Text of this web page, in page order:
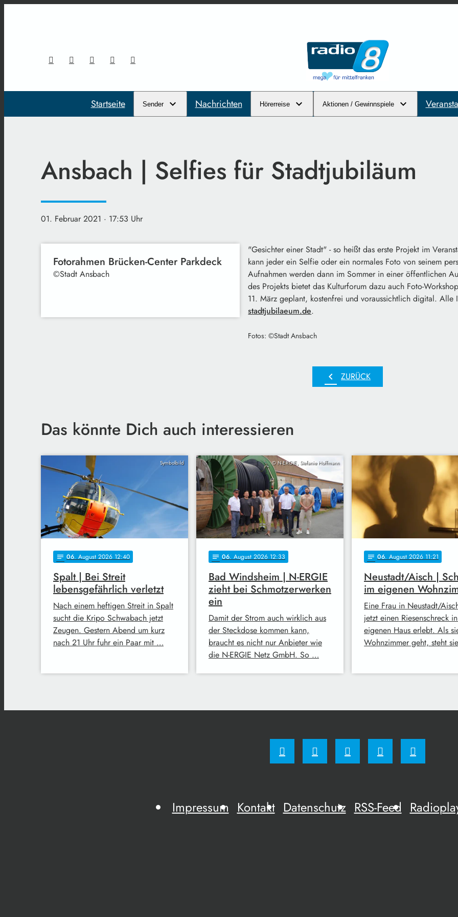
Startseite Sender Nachrichten Hörerreise Aktionen / Gewinnspiele
Ansbach | Selfies für Stadtjubiläum
01. Februar 2021 · 17:53 Uhr
Fotorahmen Brücken-Center Parkdeck
©Stadt Ansbach
"Gesichter einer Stadt" - so heißt das erste Projekt im
kann jeder ein Selfie oder ein normales Foto von seinem
Aufnahmen werden dann im Sommer in einer öffentlichen
des Projekts bietet das Kulturforum dazu auch Foto-
11. März geplant, kostenfrei und voraussichtlich digital. Alle
stadtjubilaeum.de.
Fotos: ©Stadt Ansbach
chevron_left ZURÜCK
Das könnte Dich auch interessieren
Symbolbild
notes 06. August 2026 12:40
Spalt | Bei Streit
lebensgefährlich verletzt
Nach einem heftigen Streit in Spalt
sucht die Kripo Schwabach jetzt
Zeugen. Gestern Abend um kurz
nach 21 Uhr fuhr ein Paar mit …
© N-ERGIE, Stefanie Hoffmann
notes 06. August 2026 12:33
Bad Windsheim | N-ERGIE
zieht bei Schmotzerwerken
ein
Damit der Strom auch wirklich aus
der Steckdose kommen kann,
braucht es nicht nur Anbieter wie
die N-ERGIE Netz GmbH. So …
notes 06. August 2026 11:21
Neustadt/Aisch |
im eigenen
Eine Frau in Neustadt/
jetzt einen Riesenschreck
eigenen Haus erlebt. Als
Wohnzimmer geht, steht
Impressum Kontakt Datenschutz RSS-Feed